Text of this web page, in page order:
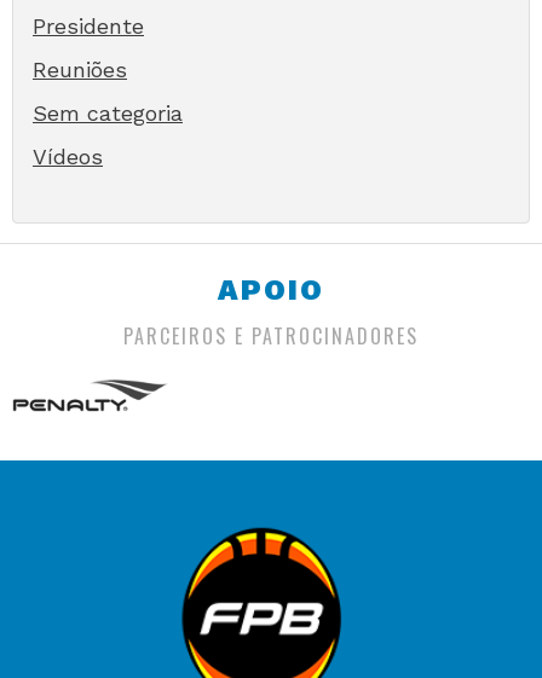
Presidente
Reuniões
Sem categoria
Vídeos
APOIO
PARCEIROS E PATROCINADORES